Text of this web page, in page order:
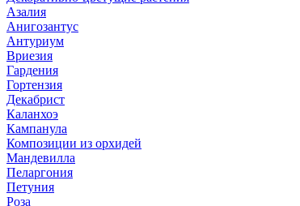
Азалия
Анигозантус
Антуриум
Вриезия
Гардения
Гортензия
Декабрист
Каланхоэ
Кампанула
Композиции из орхидей
Мандевилла
Пеларгония
Петуния
Роза